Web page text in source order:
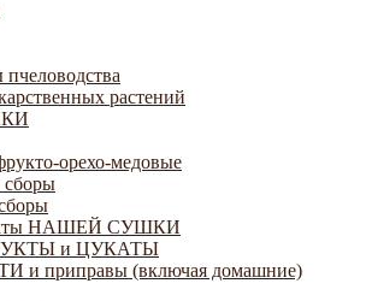
растений
орехо-медовые
НАШЕЙ СУШКИ
и ЦУКАТЫ
и приправы (включая домашние)